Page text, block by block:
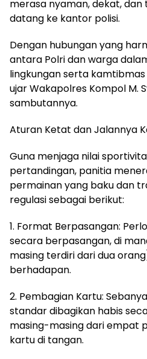
merasa nyaman, dekat, dan
datang ke kantor polisi.
Dengan hubungan yang
antara Polri dan warga
lingkungan serta kamtibmas
ujar Wakapolres Kompol M.
sambutannya.
Aturan Ketat dan Jalannya
Guna menjaga nilai
pertandingan, panitia
permainan yang baku dan
regulasi sebagai berikut:
1. Format Berpasangan:
secara berpasangan, di
masing terdiri dari dua
berhadapan.
2. Pembagian Kartu:
standar dibagikan habis
masing-masing dari empat
kartu di tangan.